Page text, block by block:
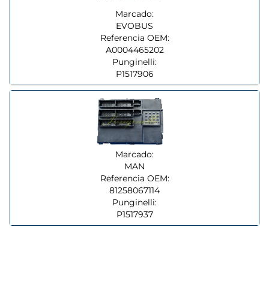
Marcado:
EVOBUS
Referencia OEM:
A0004465202
Punginelli:
P1517906
Marcado:
MAN
Referencia OEM:
81258067114
Punginelli:
P1517937